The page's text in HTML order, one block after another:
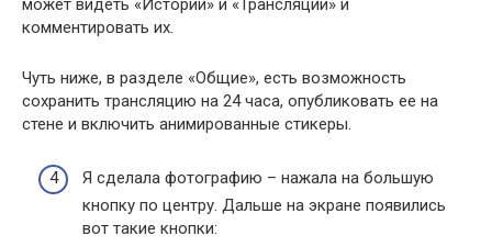
может видеть «Истории» и «Трансляции» и
комментировать их.
Чуть ниже, в разделе «Общие», есть возможность
сохранить трансляцию на 24 часа, опубликовать ее на
стене и включить анимированные стикеры.
Я сделала фотографию – нажала на большую
кнопку по центру. Дальше на экране появились
вот такие кнопки: